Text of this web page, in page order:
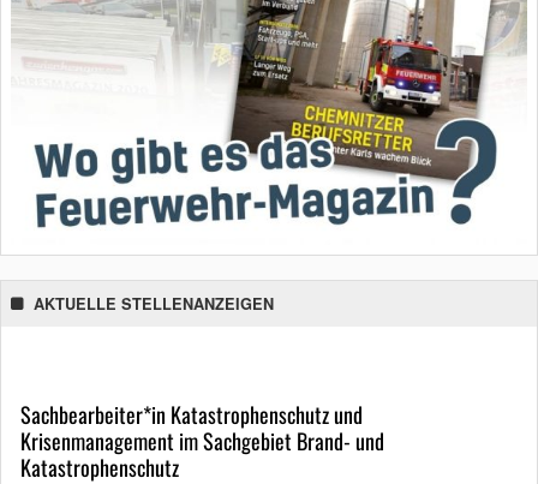
AKTUELLE STELLENANZEIGEN
Sachbearbeiter*in Katastrophenschutz und
Krisenmanagement im Sachgebiet Brand- und
Katastrophenschutz